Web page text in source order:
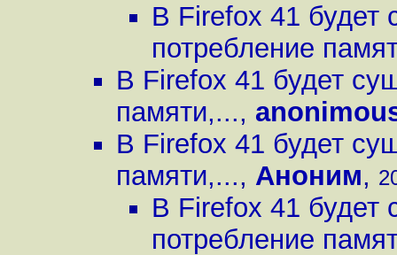
В Firefox 41 будет
потребление
В Firefox 41 будет
памяти,...,
В Firefox 41 будет
памяти,..., Аноним,
В Firefox 41 будет
потребление